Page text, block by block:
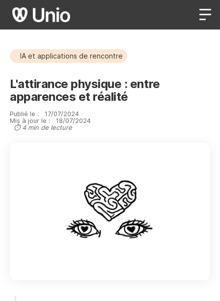
IA et applications de rencontre
L'attirance physique : entre
apparences et réalité
Publié le : 17/07/2024 ·
Mis à jour le :
18/07/2024
⏱ 4 min de lecture